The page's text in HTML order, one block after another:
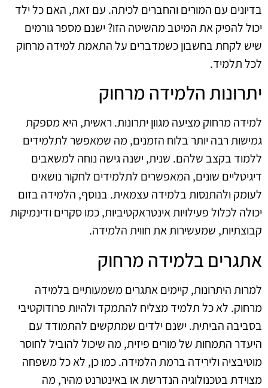
בדיונים עם המורים והחברים לכיתה. עם זאת, האם כל ילד
יכול להפיק את המיטב מהשיטה הזו? ישנם מספר גורמים
שיש לקחת בחשבון כשמדברים על התאמת למידה מרחוק
לכל תלמיד.
יתרונות הלמידה מרחוק
למידה מרחוק מציעה מגוון יתרונות. ראשית, היא מספקת
גמישות רבה יותר בלוח הזמנים, מה שמאפשר לתלמידים
ללמוד בקצב שלהם. שנית, ישנה גישה נוחה למשאבים
דיגיטליים שונים, המאפשרים לתלמידים לחקור נושאים
לעומק ולהתנסות בלמידה עצמאית. בנוסף, הלמידה בזום
יכולה לכלול פעילויות אינטראקטיביות, כמו סקרים ודינמיקות
קבוצתיות, שמעשירות את חווית הלמידה.
אתגרים בלמידה מרחוק
למרות היתרונות, קיימים אתגרים משמעותיים בלמידה
מרחוק. לא כל תלמיד מצליח להתמקד ולהיות פרודוקטיבי
בסביבה הביתית. ישנם ילדים שמתקשים להתמודד עם
היעדר התמחות של מורים פיזית, מה שיכול להוביל לחוסר
מוטיבציה ולירידה ברמת הלמידה. כמו כן, לא כל משפחה
מצוידת בטכנולוגיה הנדרשת או באינטרנט מהיר, מה